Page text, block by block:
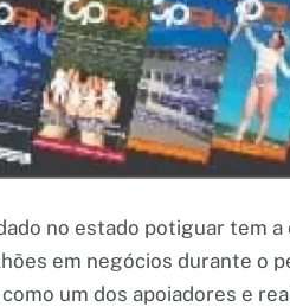
no estado potiguar tem
em negócios durante o
um dos apoiadores e